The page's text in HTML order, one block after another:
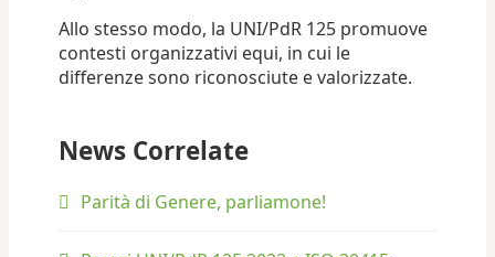
Allo stesso modo, la UNI/PdR 125 promuove
contesti organizzativi equi, in cui le
differenze sono riconosciute e valorizzate.
News Correlate
Parità di Genere, parliamone!